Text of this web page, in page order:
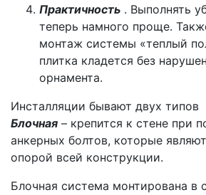
Практичность . Выполнять
теперь намного проще.
монтаж системы «теплый
плитка кладется без
орнамента.
Инсталляции бывают двух типов
Блочная – крепится к стене при
анкерных болтов, которые
опорой всей конструкции.
Блочная система монтирована в